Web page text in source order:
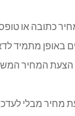
כתובה או
באופן מתמיד
הצעת המחיר
מבלי לעדכן